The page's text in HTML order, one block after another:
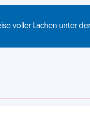
voller Lachen unter